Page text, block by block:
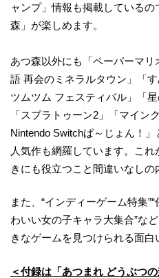
ャンプ」情報も掲載している
森」が楽しめます。
あつ森以外にも「ペーパーマ
語 再会のミネラルタウン」「
ツムツム フェスティバル」「
「スプラトゥーン2」「マイン
Nintendo Switchば～じょん！
人気作も網羅しています。こ
きにも役立つこと間違いなしの
また、“インディーゲーム特集
わいい女の子キャラ大集合”な
きなゲームを見つけられる面白
＜付録は「あつまれ どうぶつ